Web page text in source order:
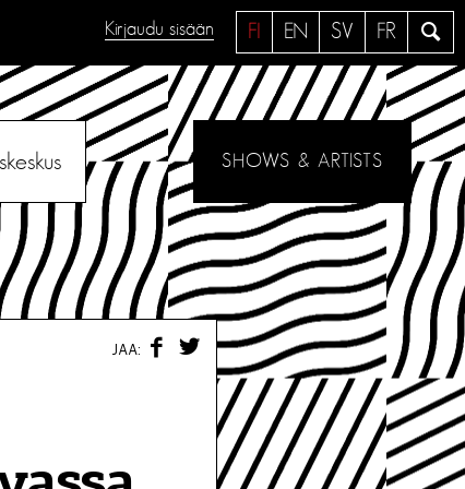
a
e
FI EN SV FR
Kirjaudu sisään
SHOWS & ARTISTS
JAA:
F
W